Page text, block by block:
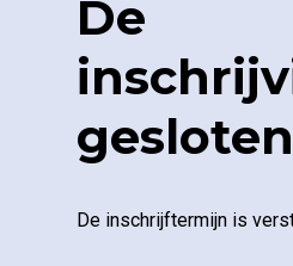
De
De inschrijftermijn is